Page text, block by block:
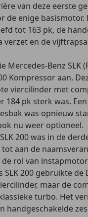
van deze eerste
de enige
tot 163 pk, de
verzet en de
Mercedes-Benz SLK
Kompressor aan.
viercilinder met
184 pk sterk was. Een
was opnieuw
nu weer optioneel.
200 was in de
aan de
de rol van
SLK 200 gebruikte
maar de
turbo. Het
handgeschakelde